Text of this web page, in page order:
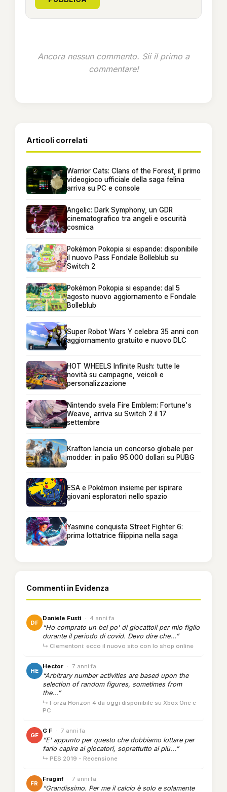
Ancora nessun commento. Sii il primo a
commentare!
Articoli correlati
Warrior Cats: Clans of the Forest, il primo
videogioco ufficiale della saga felina
arriva su PC e console
Angelic: Dark Symphony, un GDR
cinematografico tra angeli e oscurità
cosmica
Pokémon Pokopia si espande: disponibile
il nuovo Pass Fondale Bolleblub su
Switch 2
Pokémon Pokopia si espande: dal 5
agosto nuovo aggiornamento e Fondale
Bolleblub
Super Robot Wars Y celebra 35 anni con
aggiornamento gratuito e nuovo DLC
HOT WHEELS Infinite Rush: tutte le
novità su campagne, veicoli e
personalizzazione
Nintendo svela Fire Emblem: Fortune's
Weave, arriva su Switch 2 il 17
settembre
Krafton lancia un concorso globale per
modder: in palio 95.000 dollari su PUBG
ESA e Pokémon insieme per ispirare
giovani esploratori nello spazio
Yasmine conquista Street Fighter 6:
prima lottatrice filippina nella saga
Commenti in Evidenza
DF
Daniele Fusti · 4 anni fa
“Ho comprato un bel po' di giocattoli per mio figlio
durante il periodo di covid. Devo dire che...”
↳ Clementoni: ecco il nuovo sito con lo shop online
HE
Hector · 7 anni fa
“Arbitrary number activities are based upon the
selection of random figures, sometimes from
the...”
↳ Forza Horizon 4 da oggi disponibile su Xbox One e
PC
GF
G F · 7 anni fa
“E' appunto per questo che dobbiamo lottare per
farlo capire ai giocatori, soprattutto ai più...”
↳ PES 2019 - Recensione
FR
Fraginf · 7 anni fa
“Grandissimo. Per me il calcio è solo e solamente